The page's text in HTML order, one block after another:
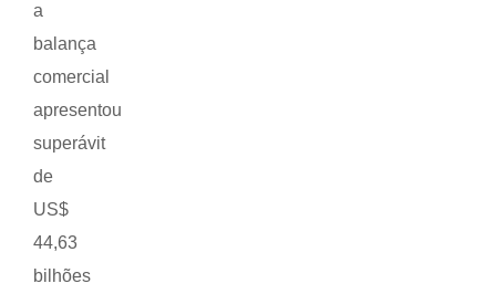
a
balança
comercial
apresentou
superávit
de
US$
44,63
bilhões